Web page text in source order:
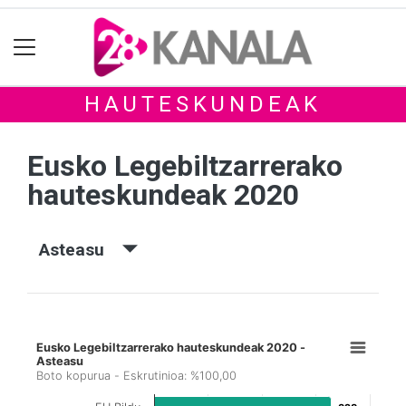
HAUTESKUNDEAK
Eusko Legebiltzarrerako
hauteskundeak 2020
Asteasu
Eusko Legebiltzarrerako hauteskundeak 2020 -
Asteasu
Boto kopurua - Eskrutinioa: %100,00